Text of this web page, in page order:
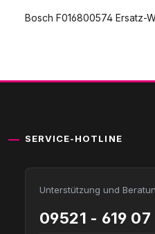
Bosch F016800574 Ersatz-
SERVICE-HOTLINE
Unterstützung und
09521 - 619 07